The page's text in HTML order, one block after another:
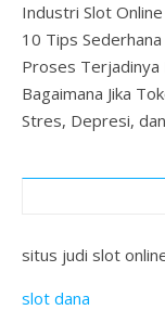
Industri Slot
10 Tips
Proses Terjadinya
Bagaimana Jika
Stres, Depresi,
situs judi slot
slot dana